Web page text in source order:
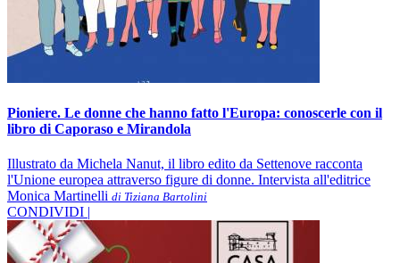
Pioniere. Le donne che hanno fatto l'Europa: conoscerle con il
libro di Caporaso e Mirandola
Illustrato da Michela Nanut, il libro edito da Settenove racconta
l'Unione europea attraverso figure di donne. Intervista all'editrice
Monica Martinelli di Tiziana Bartolini
CONDIVIDI |